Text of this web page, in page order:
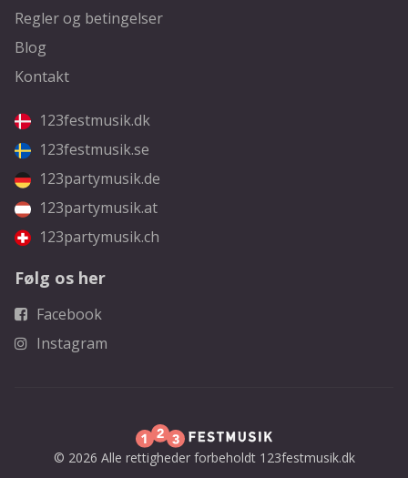
Regler og betingelser
Blog
Kontakt
123festmusik.dk
123festmusik.se
123partymusik.de
123partymusik.at
123partymusik.ch
Følg os her
Facebook
Instagram
© 2026 Alle rettigheder forbeholdt 123festmusik.dk